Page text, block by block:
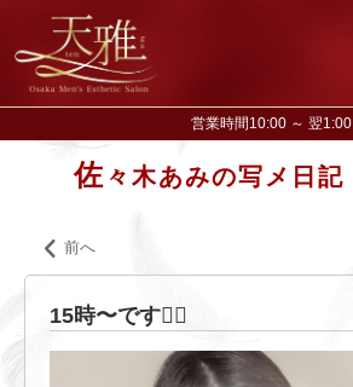
営業時間10:00 ～ 翌1:00
佐 々木あみの写メ日記
前へ
15時〜です✊🏻